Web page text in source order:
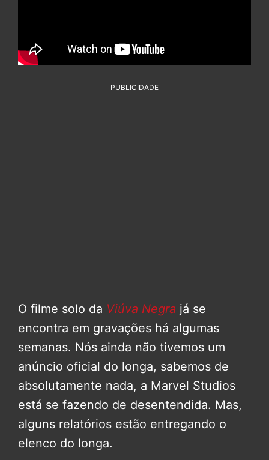
PUBLICIDADE
O filme solo da Viúva Negra já se
encontra em gravações há algumas
semanas. Nós ainda não tivemos um
anúncio oficial do longa, sabemos de
absolutamente nada, a Marvel Studios
está se fazendo de desentendida. Mas,
alguns relatórios estão entregando o
elenco do longa.